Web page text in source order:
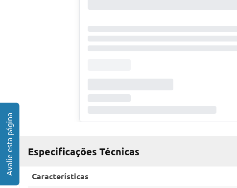
Especificações Técnicas
Características